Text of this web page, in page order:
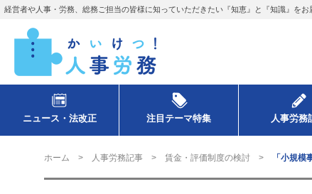
経営者や人事・労務、総務ご担当の皆様に知っていただきたい『知恵』と『知識』を
ニュース・法改正 注目テーマ特集 人事労務
ホーム 人事労務記事 賃金・評価制度の検討 「小規